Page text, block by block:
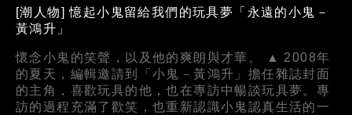
[潮人物] 憶起小鬼留給我們的玩具夢「永遠的小鬼－
黃鴻升」
懷念小鬼的笑聲，以及他的爽朗與才華。 ▲ 2008年
的夏天，編輯邀請到「小鬼－黃鴻升」擔任雜誌封面
的主角，喜歡玩具的他，也在專訪中暢談玩具夢。專
訪的過程充滿了歡笑，也重新認識小鬼認真生活的一